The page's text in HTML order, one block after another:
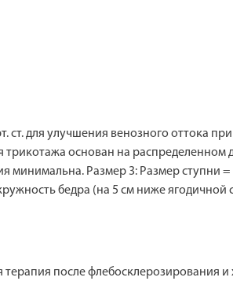
для улучшения венозного оттока
основан на распределенном
минимальна. Размер 3: Размер
бедра (на 5 см ниже ягодичной
после флебосклерозирования